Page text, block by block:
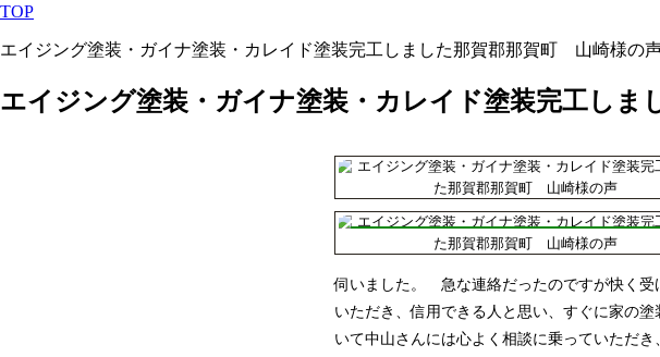
TOP
エイジング塗装・ガイナ塗装・カレイド塗装完工しました那賀郡那賀町 山崎様の
エイジング塗装・ガイナ塗装・カレイド塗装完工し
伺いました。 急な連絡だったのですが快く受
いただき、信用できる人と思い、すぐに家の
いて中山さんには心よく相談に乗っていただ